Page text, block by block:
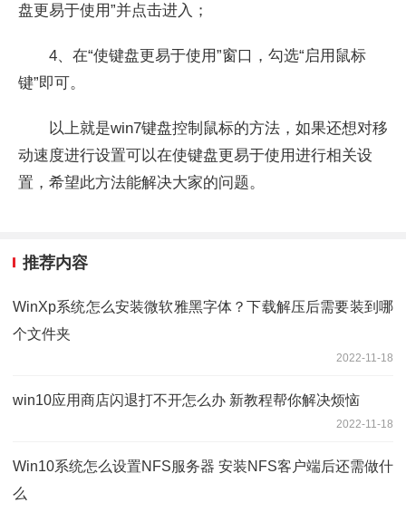
盘更易于使用”并点击进入；
4、在“使键盘更易于使用”窗口，勾选“启用鼠标
键”即可。
以上就是win7键盘控制鼠标的方法，如果还想对移
动速度进行设置可以在使键盘更易于使用进行相关设
置，希望此方法能解决大家的问题。
推荐内容
WinXp系统怎么安装微软雅黑字体？下载解压后需要装到哪
个文件夹
2022-11-18
win10应用商店闪退打不开怎么办 新教程帮你解决烦恼
2022-11-18
Win10系统怎么设置NFS服务器 安装NFS客户端后还需做什
么